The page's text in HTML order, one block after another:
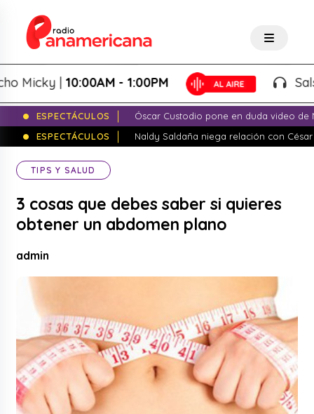
|10:00AM - 1:00PM Salsa
ESPECTÁCULOS
Óscar Custodio pone en duda video de
ESPECTÁCULOS
Naldy Saldaña niega relación con
TIPS Y SALUD
3 cosas que debes saber si quieres
obtener un abdomen plano
admin